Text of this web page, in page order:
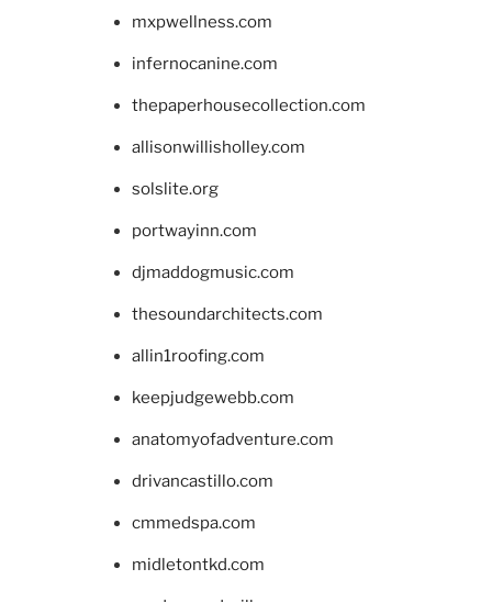
mxpwellness.com
infernocanine.com
thepaperhousecollection.com
allisonwillisholley.com
solslite.org
portwayinn.com
djmaddogmusic.com
thesoundarchitects.com
allin1roofing.com
keepjudgewebb.com
anatomyofadventure.com
drivancastillo.com
cmmedspa.com
midletontkd.com